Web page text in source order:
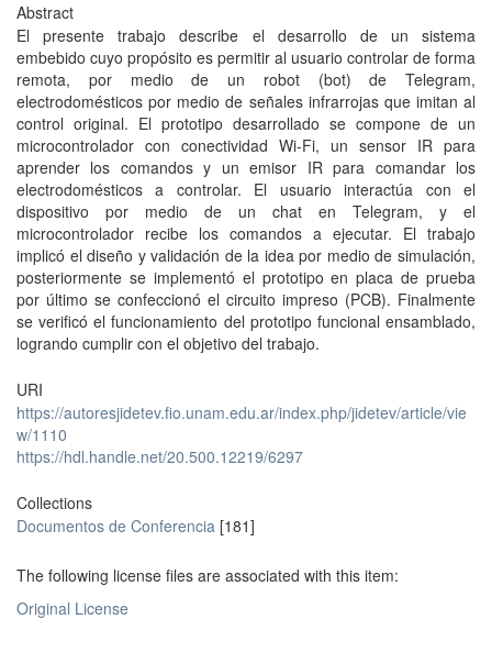
Abstract
El presente trabajo describe el desarrollo de un sistema
embebido cuyo propósito es permitir al usuario controlar de forma
remota, por medio de un robot (bot) de Telegram,
electrodomésticos por medio de señales infrarrojas que imitan al
control original. El prototipo desarrollado se compone de un
microcontrolador con conectividad Wi-Fi, un sensor IR para
aprender los comandos y un emisor IR para comandar los
electrodomésticos a controlar. El usuario interactúa con el
dispositivo por medio de un chat en Telegram, y el
microcontrolador recibe los comandos a ejecutar. El trabajo
implicó el diseño y validación de la idea por medio de simulación,
posteriormente se implementó el prototipo en placa de prueba
por último se confeccionó el circuito impreso (PCB). Finalmente
se verificó el funcionamiento del prototipo funcional ensamblado,
logrando cumplir con el objetivo del trabajo.
URI
https://autoresjidetev.fio.unam.edu.ar/index.php/jidetev/article/vie
w/1110
https://hdl.handle.net/20.500.12219/6297
Collections
Documentos de Conferencia [181]
The following license files are associated with this item:
Original License